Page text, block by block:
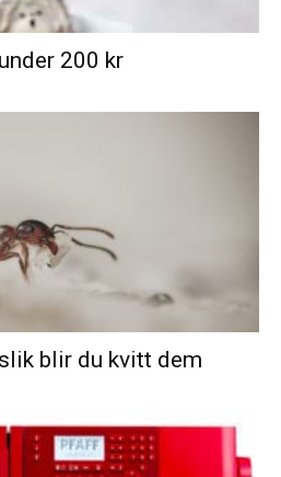
200 kr
blir du kvitt dem